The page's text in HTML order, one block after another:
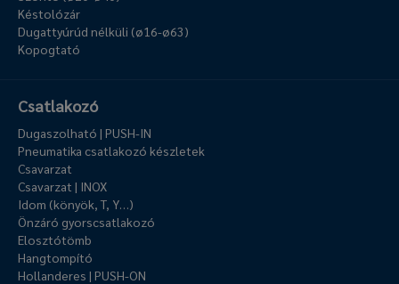
Késtolózár
Dugattyúrúd nélküli (ø16-ø63)
Kopogtató
Csatlakozó
Dugaszolható | PUSH-IN
Pneumatika csatlakozó készletek
Csavarzat
Csavarzat | INOX
Idom (könyök, T, Y…)
Önzáró gyorscsatlakozó
Elosztótömb
Hangtompító
Hollanderes | PUSH-ON